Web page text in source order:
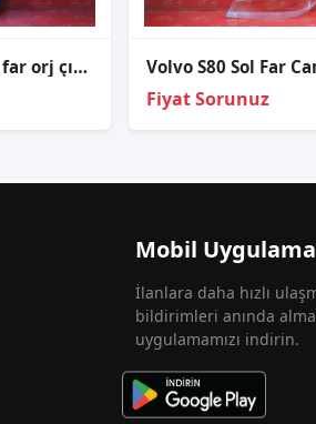
Volvo s60 xenon sol far orj çıkma 2009-2012
Fiyat Sorunuz
Mobil
İlanlara daha hızlı
bildirimleri anında
uygulamamızı indirin.